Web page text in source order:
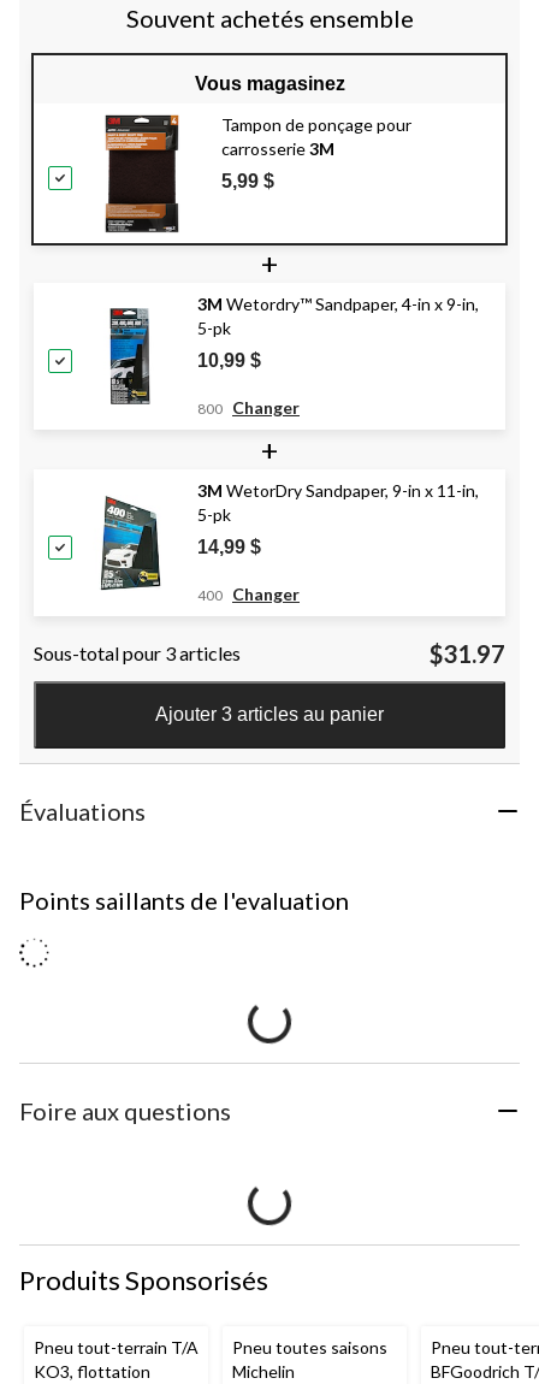
Souvent achetés ensemble
Vous magasinez
Tampon de ponçage pour
carrosserie3M
5,99 $
+
3M Wetordry™ Sandpaper, 4-in x 9-in,
5-pk
10,99 $
800 Changer
+
3M WetorDry Sandpaper, 9-in x 11-in,
5-pk
14,99 $
400 Changer
Sous-total pour 3 articles $31.97
Ajouter 3 articles au panier
Évaluations
Points saillants de l'evaluation
Foire aux questions
Produits Sponsorisés
Pneu tout-terrain T/A
KO3, flottation
Pneu toutes saisons
Michelin
Pneu tout-
BFGoodrich